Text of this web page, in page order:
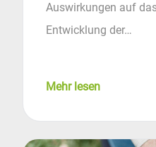
Auswirkungen auf
Entwicklung der…
Mehr lesen